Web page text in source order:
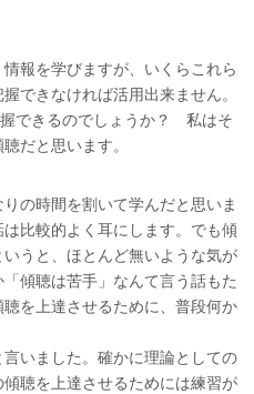
報を学びますが、いくらこれら
できなければ活用出来ません。
できるのでしょうか？ 私はそ
だと思います。
の時間を割いて学んだと思いま
比較的よく耳にします。でも傾
うと、ほとんど無いような気が
傾聴は苦手」なんて言う話もた
を上達させるために、普段何か
いました。確かに理論としての
聴を上達させるためには練習が